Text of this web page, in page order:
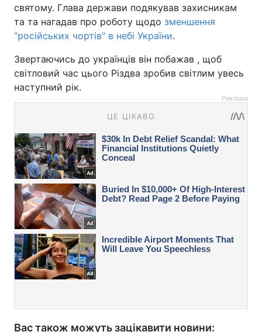
святому. Глава держави подякував захисникам
та та нагадав про роботу щодо зменшення
"російських чортів" в небі України.
Звертаючись до українців він побажав , щоб
світловий час цього Різдва зробив світлим увесь
наступний рік.
Реклама
Вас також можуть зацікавити новини: